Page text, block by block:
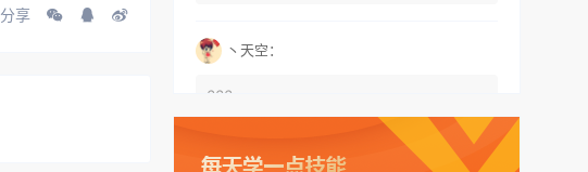
分享
丶天空：
666
丶天空：